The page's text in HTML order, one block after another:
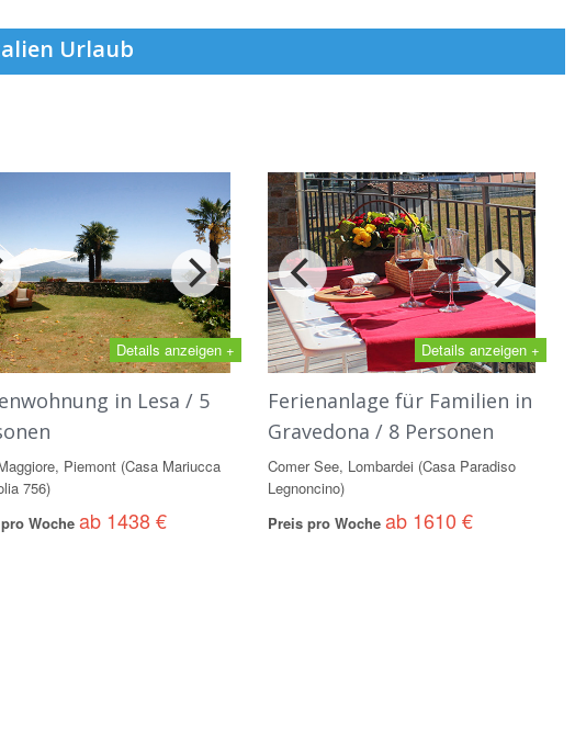
Urlaub
Details anzeigen +
in Lesa / 5
Piemont (Casa Mariucca
756)
Wocheab 1438 €
Details anzeigen +
Ferienanlage für Familien in
Gravedona / 8 Personen
Comer See, Lombardei (Casa Paradiso
Legnoncino)
Preis pro Woche ab 1610 €